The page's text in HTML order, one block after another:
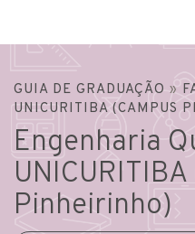
GUIA DE GRADUAÇÃO »
UNICURITIBA (CAMPUS
Engenharia
Pinheirinho)